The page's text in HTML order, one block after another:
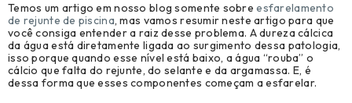
Temos um artigo em nosso blog somente sobreesfarelamento
de rejunte de piscina, mas vamos resumir neste artigo para que
você consiga entender a raiz desse problema. A dureza cálcica
da água está diretamente ligada ao surgimento dessa patologia,
isso porque quando esse nível está baixo, a água “rouba” o
cálcio que falta do rejunte, do selante e da argamassa. E, é
dessa forma que esses componentes começam a esfarelar.